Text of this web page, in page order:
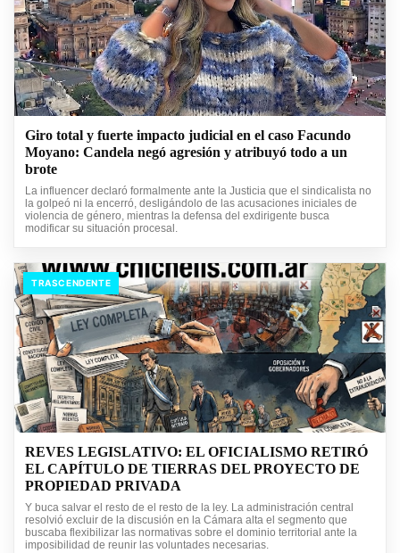
Giro total y fuerte impacto judicial en el caso Facundo
Moyano: Candela negó agresión y atribuyó todo a un
brote
La influencer declaró formalmente ante la Justicia que el sindicalista no
la golpeó ni la encerró, desligándolo de las acusaciones iniciales de
violencia de género, mientras la defensa del exdirigente busca
modificar su situación procesal.
TRASCENDENTE
REVES LEGISLATIVO: EL OFICIALISMO RETIRÓ
EL CAPÍTULO DE TIERRAS DEL PROYECTO DE
PROPIEDAD PRIVADA
Y buca salvar el resto de el resto de la ley. La administración central
resolvió excluir de la discusión en la Cámara alta el segmento que
buscaba flexibilizar las normativas sobre el dominio territorial ante la
imposibilidad de reunir las voluntades necesarias.